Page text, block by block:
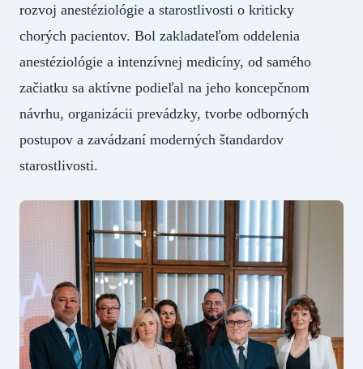
rozvoj anestéziológie a starostlivosti o kriticky
chorých pacientov. Bol zakladateľom oddelenia
anestéziológie a intenzívnej medicíny, od samého
začiatku sa aktívne podieľal na jeho koncepčnom
návrhu, organizácii prevádzky, tvorbe odborných
postupov a zavádzaní moderných štandardov
starostlivosti.